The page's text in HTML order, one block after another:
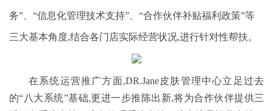
务”、“信息化管理技术支持”、“合作伙伴补贴福利政策”等
三大基本角度,结合各门店实际经营状况,进行针对性帮扶。
在系统运营推广方面,DR.Jane皮肤管理中心立足过去
的“八大系统”基础,更进一步推陈出新,将为合作伙伴提供三